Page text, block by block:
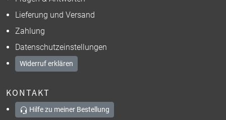
Lieferung und Versand
Zahlung
Datenschutzeinstellungen
Widerruf erklären
KONTAKT
Hilfe zu meiner Bestellung